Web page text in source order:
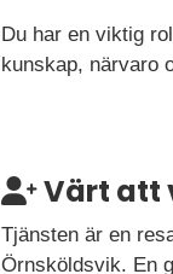
Du har en viktig
kunskap, närvaro
Värt att
Tjänsten är en
Örnsköldsvik. En